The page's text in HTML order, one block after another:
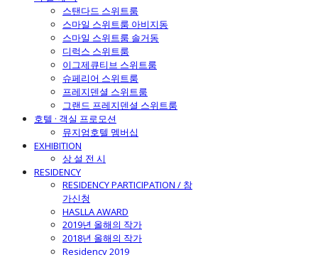
스탠다드 스위트룸
스마일 스위트룸 아비지동
스마일 스위트룸 솔거동
디럭스 스위트룸
이그제큐티브 스위트룸
슈페리어 스위트룸
프레지덴셜 스위트룸
그랜드 프레지덴셜 스위트룸
호텔 · 객실 프로모션
뮤지엄호텔 멤버십
EXHIBITION
상 설 전 시
RESIDENCY
RESIDENCY PARTICIPATION / 참
가신청
HASLLA AWARD
2019년 올해의 작가
2018년 올해의 작가
Residency 2019